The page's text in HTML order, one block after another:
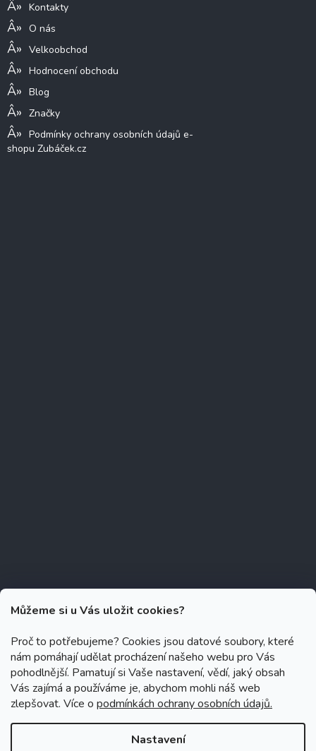
Můžeme si u Vás uložit cookies?
Proč to potřebujeme? Cookies jsou datové soubory, které
nám pomáhají udělat procházení našeho webu pro Vás
pohodlnější. Pamatují si Vaše nastavení, vědí, jaký obsah
Vás zajímá a používáme je, abychom mohli náš web
zlepšovat. Více o podmínkách ochrany osobních údajů.
Nastavení
Kontakty
O nás
Velkoobchod
Hodnocení obchodu
Blog
Značky
Podmínky ochrany osobních údajů e-
shopu Zubáček.cz
Copyright 2026 Zubáček.cz . Všechna práva vyhrazena.
Upravit
nastavení cookies
Grafický návrh vytvořil a na Shoptet implementoval Tomáš Hlad
Shoptetak.cz.